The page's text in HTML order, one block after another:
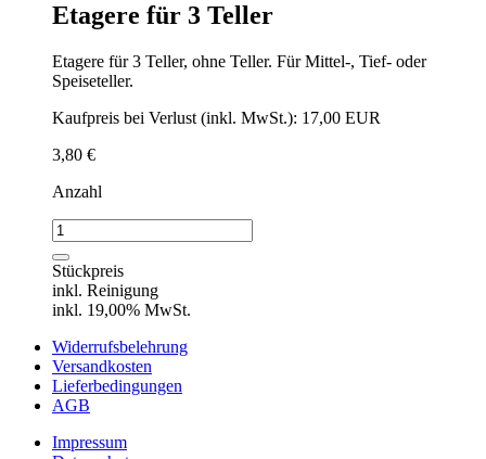
Etagere für 3 Teller
Etagere für 3 Teller, ohne Teller. Für Mittel-, Tief- oder
Speiseteller.
Kaufpreis bei Verlust (inkl. MwSt.): 17,00 EUR
3,80 €
Anzahl
Etagere
für
3
Teller
Menge
Stückpreis
inkl. Reinigung
inkl. 19,00% MwSt.
Widerrufsbelehrung
Versandkosten
Lieferbedingungen
AGB
Impressum